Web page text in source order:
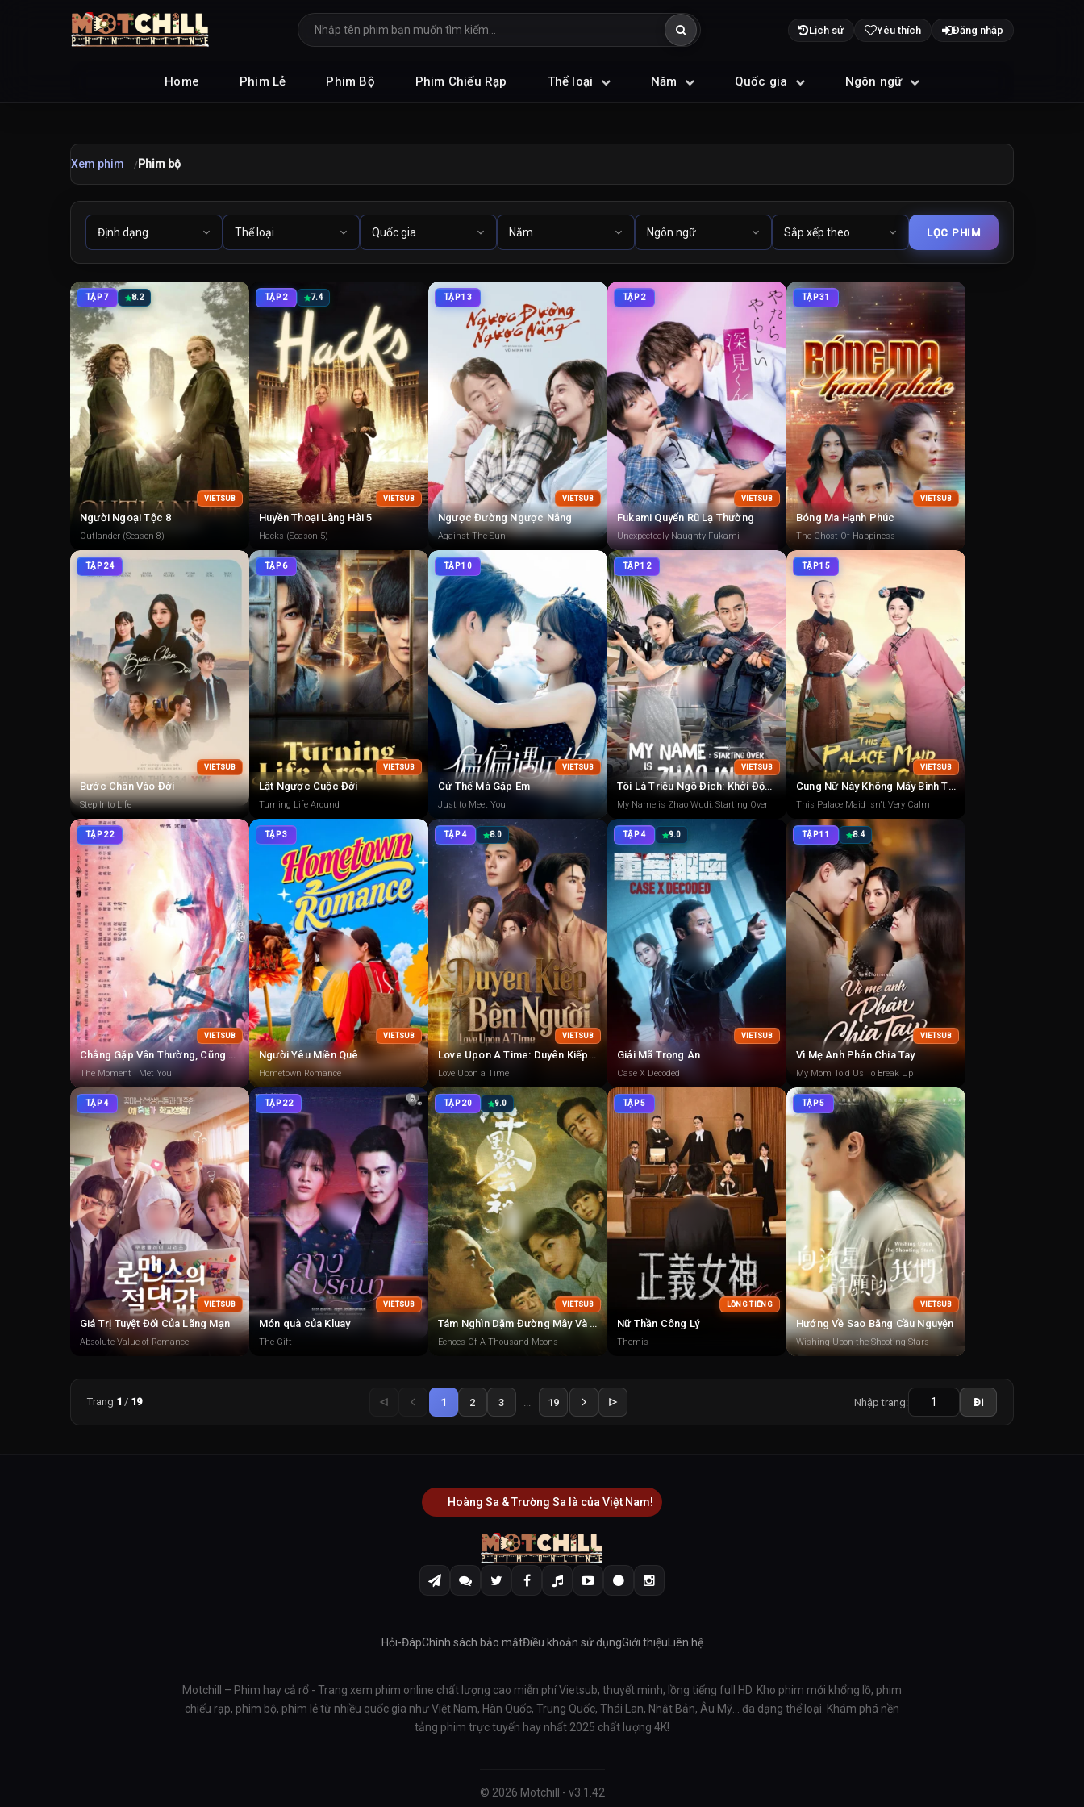
Lịch sử Yêu thích Đăng nhập
Home Phim Lẻ Phim Bộ Phim Chiếu Rạp Thể loại Năm Quốc gia Ngôn ngữ
Xem phim Phim bộ
TẬP 7 8.2
VIETSUB
Người Ngoại Tộc 8
Outlander (Season 8)
TẬP 2 7.4
VIETSUB
Huyền Thoại Làng Hài 5
Hacks (Season 5)
TẬP 13
VIETSUB
Ngược Đường Ngược Nắng
Against The Sun
TẬP 2
VIETSUB
Fukami Quyến Rũ Lạ Thường
Unexpectedly Naughty Fukami
TẬP 31
VIETSUB
Bóng Ma Hạnh Phúc
The Ghost Of Happiness
TẬP 24
VIETSUB
Bước Chân Vào Đời
Step Into Life
TẬP 6
VIETSUB
Lật Ngược Cuộc Đời
Turning Life Around
TẬP 10
VIETSUB
Cứ Thế Mà Gặp Em
Just to Meet You
TẬP 12
VIETSUB
Tôi Là Triệu Ngô Địch: Khởi Động Lại
My Name is Zhao Wudi: Starting Over
TẬP 15
VIETSUB
Cung Nữ Này Không Mấy Bình Tĩnh
This Palace Maid Isn't Very Calm
TẬP 22
VIETSUB
Chẳng Gặp Vân Thường, Cũng Chẳng Gặp Người
The Moment I Met You
TẬP 3
VIETSUB
Người Yêu Miền Quê
Hometown Romance
TẬP 4 8.0
VIETSUB
Love Upon A Time: Duyên Kiếp Bên Người
Love Upon a Time
TẬP 4 9.0
VIETSUB
Giải Mã Trọng Án
Case X Decoded
TẬP 11 8.4
VIETSUB
Vì Mẹ Anh Phán Chia Tay
My Mom Told Us To Break Up
TẬP 4
VIETSUB
Giá Trị Tuyệt Đối Của Lãng Mạn
Absolute Value of Romance
TẬP 22
VIETSUB
Món quà của Kluay
The Gift
TẬP 20 9.0
VIETSUB
Tám Nghìn Dặm Đường Mây Và Trăng
Echoes Of A Thousand Moons
TẬP 5
LỒNG TIẾNG
Nữ Thần Công Lý
Themis
TẬP 5
VIETSUB
Hướng Về Sao Băng Cầu Nguyện
Wishing Upon the Shooting Stars
Trang 1 / 19 1 2 3 19 Nhập trang: Đi
Hoàng Sa & Trường Sa là của Việt Nam!
Hỏi-ĐápChính sách bảo mậtĐiều khoản sử dụngGiới thiệu Liên hệ
Motchill – Phim hay cả rổ - Trang xem phim online chất lượng cao miễn phí Vietsub, thuyết minh, lồng tiếng full HD. Kho phim mới khổng lồ, phim
chiếu rạp, phim bộ, phim lẻ từ nhiều quốc gia như Việt Nam, Hàn Quốc, Trung Quốc, Thái Lan, Nhật Bản, Âu Mỹ… đa dạng thể loại. Khám phá nền
tảng phim trực tuyến hay nhất 2025 chất lượng 4K!
© 2026 Motchill - v3.1.42